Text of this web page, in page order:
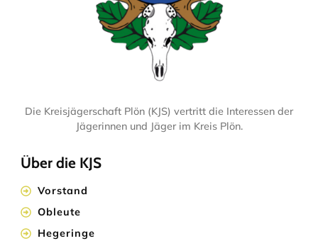
Die Kreisjägerschaft Plön (KJS) vertritt die Interessen der
Jägerinnen und Jäger im Kreis Plön.
Über die KJS
Vorstand
Obleute
Hegeringe